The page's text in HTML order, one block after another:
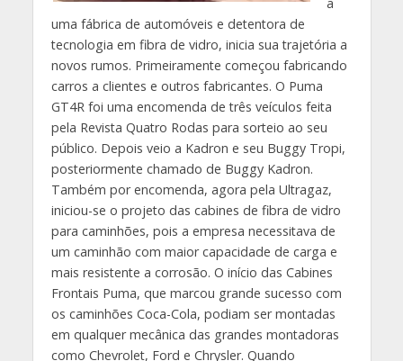
uma fábrica de automóveis e detentora de
tecnologia em fibra de vidro, inicia sua trajetória a
novos rumos. Primeiramente começou fabricando
carros a clientes e outros fabricantes. O Puma
GT4R foi uma encomenda de três veículos feita
pela Revista Quatro Rodas para sorteio ao seu
público. Depois veio a Kadron e seu Buggy Tropi,
posteriormente chamado de Buggy Kadron.
Também por encomenda, agora pela Ultragaz,
iniciou-se o projeto das cabines de fibra de vidro
para caminhões, pois a empresa necessitava de
um caminhão com maior capacidade de carga e
mais resistente a corrosão. O início das Cabines
Frontais Puma, que marcou grande sucesso com
os caminhões Coca-Cola, podiam ser montadas
em qualquer mecânica das grandes montadoras
como Chevrolet, Ford e Chrysler. Quando